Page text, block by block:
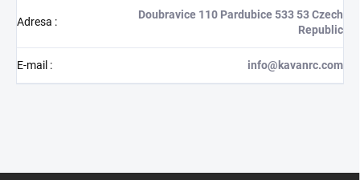
Adresa :
Doubravice 110 Pardubice 533 53 Czech
Republic
E-mail : info@kavanrc.com